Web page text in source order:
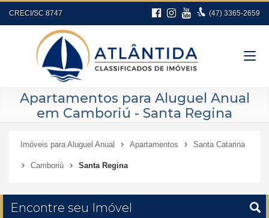
CRECI/SC 8747 (47) 3365-2659
Apartamentos para Aluguel Anual
em Camboriú - Santa Regina
Imóveis para Aluguel Anual Apartamentos Santa Catarina
Camboriú Santa Regina
Encontre seu Imóvel